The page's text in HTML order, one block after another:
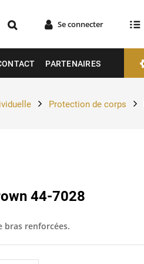
Se connecter
PARTENAIRES
Protection de corps
44-7028
bras renforcées.